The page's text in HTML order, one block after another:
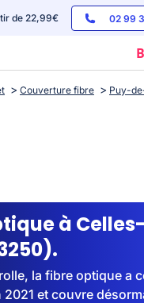
de 22,99€ 02 99
Couverture fibre Puy-
à
la fibre optique a
2021 et couvre